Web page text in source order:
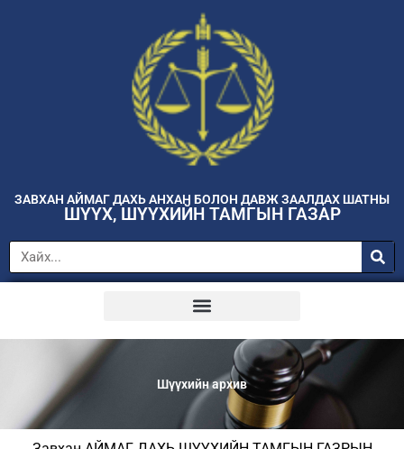
ЗАВХАН АЙМАГ ДАХЬ АНХАН БОЛОН ДАВЖ ЗААЛДАХ ШАТНЫ
ШҮҮХ, ШҮҮХИЙН ТАМГЫН ГАЗАР
Шүүхийн архив